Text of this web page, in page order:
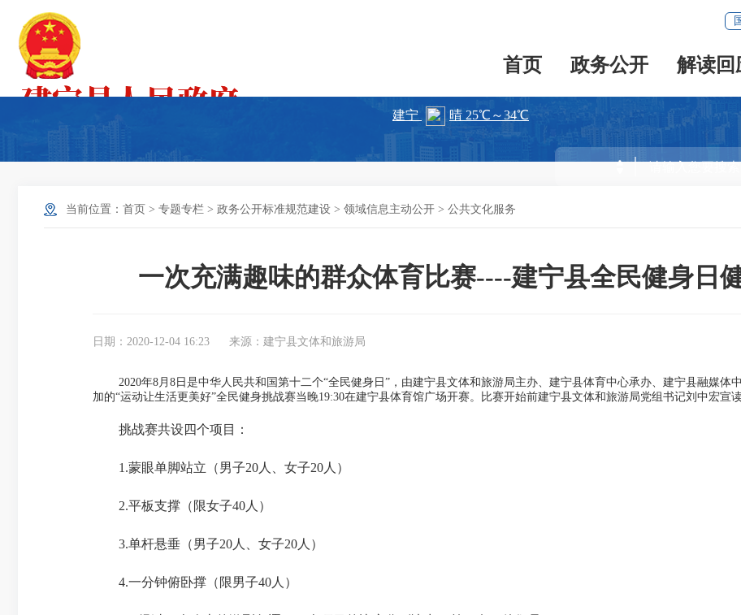
首页 政务公开 解读回
当前位置： 首页 > 专题专栏 > 政务公开标准规范建设 > 领域信息主动公开 > 公共文化服务
一次充满趣味的群众体育比赛----建宁县全民健身日
日期：2020-12-04 16:23 来源：建宁县文体和旅游局
2020年8月 8 日是中华人民共和国第十二个“全民健身日”，由建宁县文体和旅游局主办、建宁县体育中心承办、建宁县融媒体
加的“运动让生活更美好”全民健身挑战赛当晚19:30在建宁县体育馆广场开赛。比赛开始前建宁县文体和旅游局党组书记刘中宏宣
挑战赛共设四个项目：
1.蒙眼单脚站立（男子20 人、女子20 人）
2.平板支撑（限女子40 人）
3.单杆悬垂（男子20 人、女子20 人）
4.一分钟俯卧撑（限男子40 人）